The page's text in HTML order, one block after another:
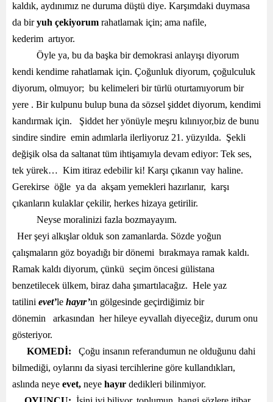
kaldık, aydınımız ne duruma düştü diye. Karşımdaki duymasa
da biryuh çekiyorum rahatlamak için; ama nafile,
kederim artıyor.
Öyle ya, bu da başka bir demokrasi anlayışı diyorum
kendi kendime rahatlamak için. Çoğunluk diyorum, çoğulculuk
diyorum, olmuyor; bu kelimeleri bir türlü oturtamıyorum bir
yere . Bir kulpunu bulup buna da sözsel şiddet diyorum, kendimi
kandırmak için. Şiddet her yönüyle meşru kılınıyor,biz de bunu
sindire sindire emin adımlarla ilerliyoruz 21. yüzyılda. Şekli
değişik olsa da saltanat tüm ihtişamıyla devam ediyor: Tek ses,
tek yürek… Kim itiraz edebilir ki! Karşı çıkanın vay haline.
Gerekirse öğle ya da akşam yemekleri hazırlanır, karşı
çıkanların kulaklar çekilir, herkes hizaya getirilir.
Neyse moralinizi fazla bozmayayım.
Her şeyi alkışlar olduk son zamanlarda. Sözde yoğun
çalışmaların göz boyadığı bir dönemi bırakmaya ramak kaldı.
Ramak kaldı diyorum, çünkü seçim öncesi gülistana
benzetilecek ülkem, biraz daha şımartılacağız. Hele yaz
tatilini evet’le hayır’ın gölgesinde geçirdiğimiz bir
dönemin arkasından her hileye eyvallah diyeceğiz, durum onu
gösteriyor.
KOMEDİ: Çoğu insanın referandumun ne olduğunu dahi
bilmediği, oylarını da siyasi tercihlerine göre kullandıkları,
aslında neye evet, neye hayır dedikleri bilinmiyor.